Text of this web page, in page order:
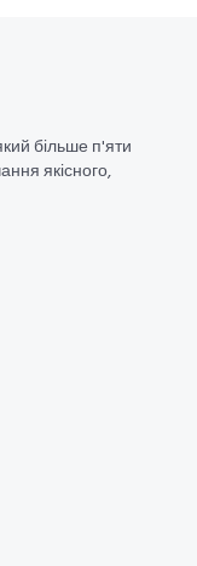
більше п'яти
якісного,